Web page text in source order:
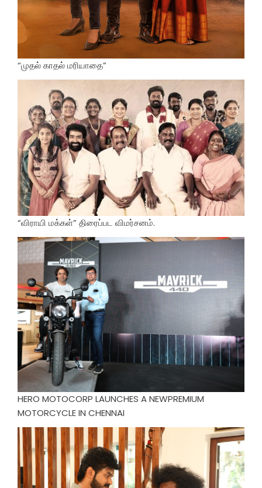
“முதல் காதல் மரியாதை”
“விராயி மக்கள்” திரைப்பட விமர்சனம்.
HERO MOTOCORP LAUNCHES A NEWPREMIUM
MOTORCYCLE IN CHENNAI